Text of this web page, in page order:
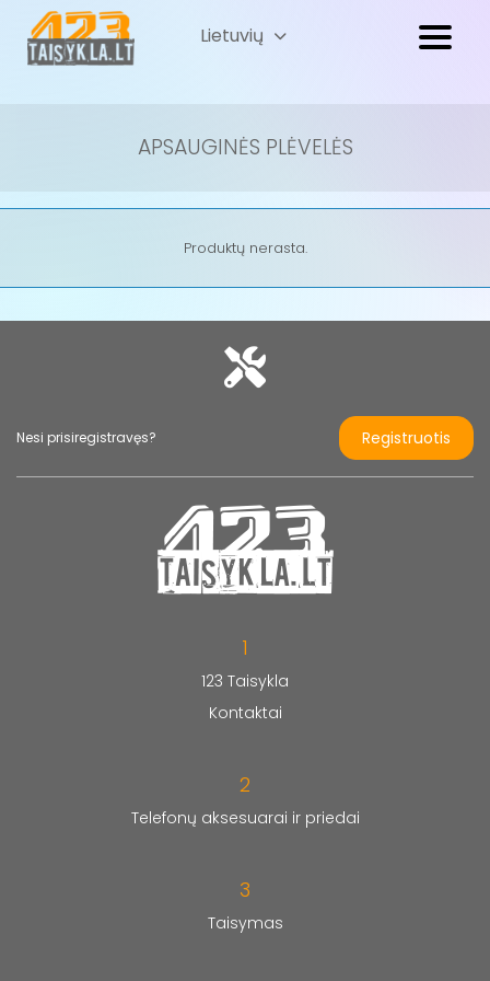
Lietuvių
APSAUGINĖS PLĖVELĖS
Produktų nerasta.
Nesi prisiregistravęs? Registruotis
1
123 Taisykla
Kontaktai
2
Telefonų aksesuarai ir priedai
3
Taisymas